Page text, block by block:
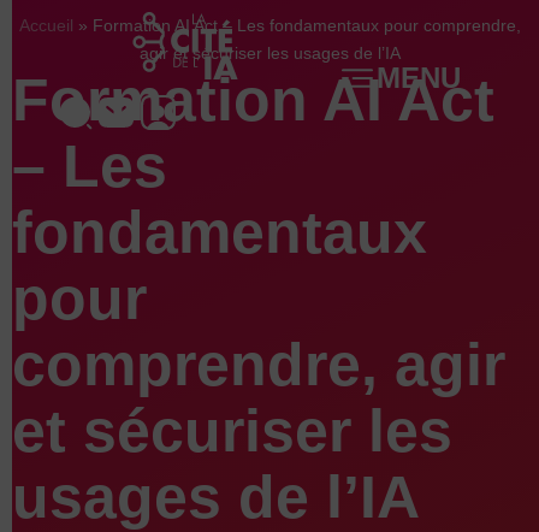
Aller
contenu
MENU
Accueil » Formation AI Act – Les fondamentaux pour comprendre,
agir et sécuriser les usages de l’IA
Formation AI Act
– Les
fondamentaux
pour
comprendre, agir
et sécuriser les
usages de l’IA